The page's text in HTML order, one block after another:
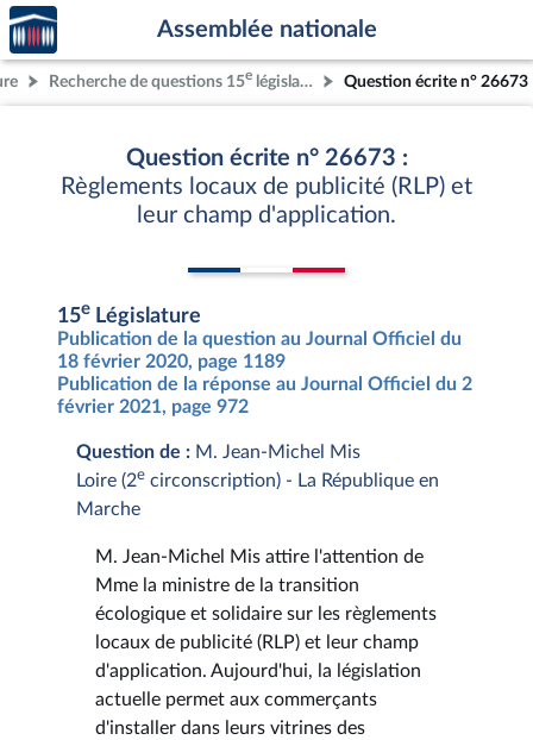
Aller au contenu
Aller en bas de la page
Accèder
à la
page
d'accueil
Assemblée nationale
Recherche de questions 15e législature Question écrite n° 26673
Question écrite n° 26673 :
Règlements locaux de publicité (RLP) et
leur champ d'application.
15e Législature
Publication de la question au Journal Officiel du
18 février 2020, page 1189
Publication de la réponse au Journal Officiel du 2
février 2021, page 972
Question de : M. Jean-Michel Mis
Loire (2e circonscription) - La République en
Marche
M. Jean-Michel Mis attire l'attention de
Mme la ministre de la transition
écologique et solidaire sur les règlements
locaux de publicité (RLP) et leur champ
d'application. Aujourd'hui, la législation
actuelle permet aux commerçants
d'installer dans leurs vitrines des